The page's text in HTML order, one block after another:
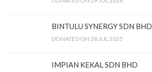
BINTULU SYNERGY SDN BHD
DONATED ON 28 JUL 2025
IMPIAN KEKAL SDN BHD